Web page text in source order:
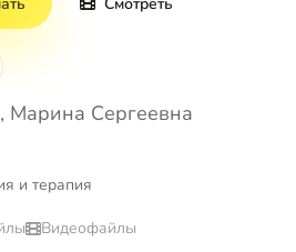
Марина Сергеевна
и терапия
Видеофайлы